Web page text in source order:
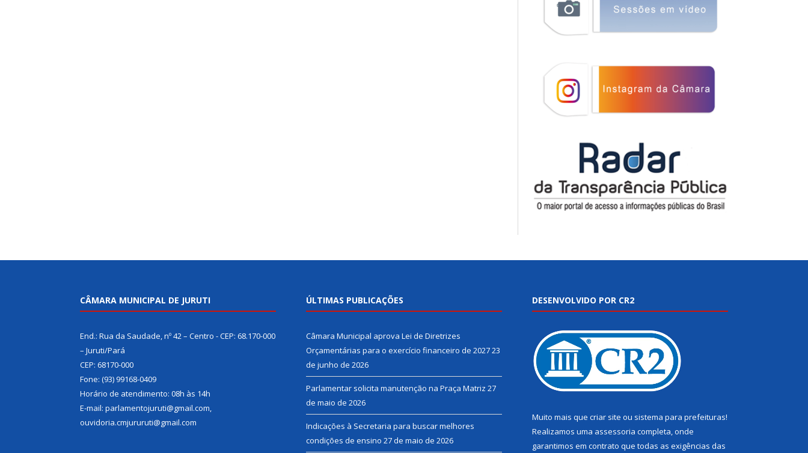
CÂMARA MUNICIPAL DE JURUTI
End.: Rua da Saudade, nº 42 – Centro - CEP: 68.170-000
– Juruti/Pará
CEP: 68170-000
Fone: (93) 99168-0409
Horário de atendimento: 08h às 14h
E-mail: parlamentojuruti@gmail.com,
ouvidoria.cmjururuti@gmail.com
ÚLTIMAS PUBLICAÇÕES
Câmara Municipal aprova Lei de Diretrizes
Orçamentárias para o exercício financeiro de 202723
de junho de 2026
Parlamentar solicita manutenção na Praça Matriz 27
de maio de 2026
Indicações à Secretaria para buscar melhores
condições de ensino 27 de maio de 2026
DESENVOLVIDO POR CR2
Muito mais que criar site ou sistema para prefeituras!
Realizamos uma assessoria completa, onde
garantimos em contrato que todas as exigências das